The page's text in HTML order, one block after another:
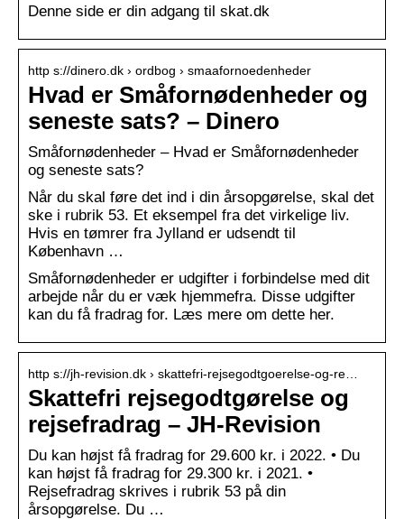
Denne side er din adgang til skat.dk
http s://dinero.dk › ordbog › smaafornoedenheder
Hvad er Småfornødenheder og
seneste sats? – Dinero
Småfornødenheder – Hvad er Småfornødenheder
og seneste sats?
Når du skal føre det ind i din årsopgørelse, skal det
ske i rubrik 53. Et eksempel fra det virkelige liv.
Hvis en tømrer fra Jylland er udsendt til
København …
Småfornødenheder er udgifter i forbindelse med dit
arbejde når du er væk hjemmefra. Disse udgifter
kan du få fradrag for. Læs mere om dette her.
http s://jh-revision.dk › skattefri-rejsegodtgoerelse-og-re…
Skattefri rejsegodtgørelse og
rejsefradrag – JH-Revision
Du kan højst få fradrag for 29.600 kr. i 2022. • Du
kan højst få fradrag for 29.300 kr. i 2021. •
Rejsefradrag skrives i rubrik 53 på din
årsopgørelse. Du …